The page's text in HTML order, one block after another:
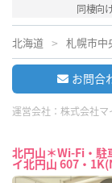
同棲向
北海道 札幌市中
お問合
運営会社： 株式会社マ
北円山＊Wi-Fi・
イ北円山 607・